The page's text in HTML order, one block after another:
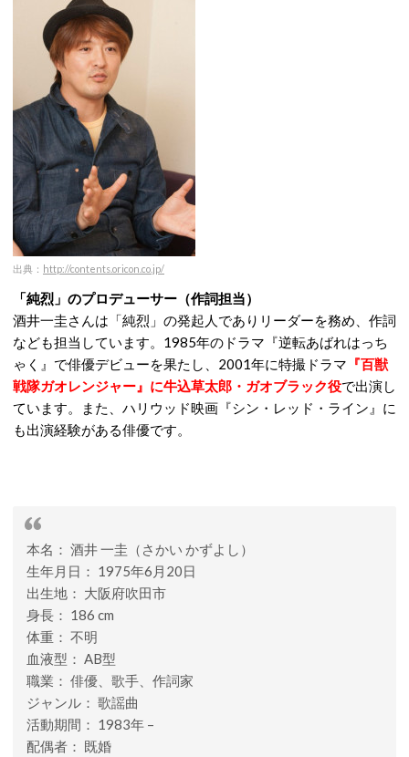
出典： http://contents.oricon.co.jp/
「純烈」のプロデューサー（作詞担当）
酒井一圭さんは「純烈」の発起人でありリーダーを務め、作詞
なども担当しています。1985年のドラマ『逆転あばれはっち
ゃく』で俳優デビューを果たし、2001年に特撮ドラマ 『百獣
戦隊ガオレンジャー』に牛込草太郎・ガオブラック役で出演し
ています。また、ハリウッド映画『シン・レッド・ライン』に
も出演経験がある俳優です。
本名： 酒井 一圭（さかい かずよし）
生年月日： 1975年6月20日
出生地： 大阪府吹田市
身長： 186 cm
体重： 不明
血液型： AB型
職業： 俳優、歌手、作詞家
ジャンル： 歌謡曲
活動期間： 1983年 –
配偶者： 既婚